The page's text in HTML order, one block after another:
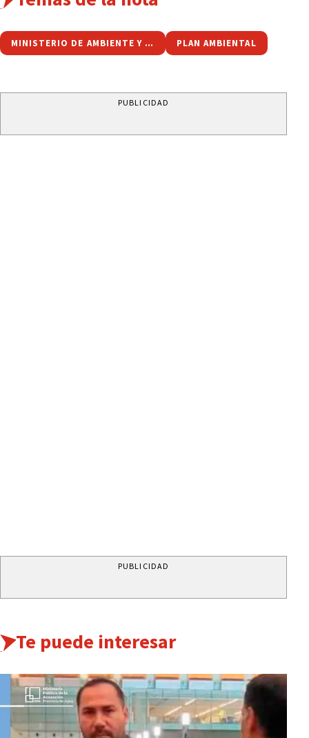
MINISTERIO DE AMBIENTE Y CAMBIO CLIMÁTICO PLAN AMBIENTAL
PUBLICIDAD
PUBLICIDAD
Te puede interesar